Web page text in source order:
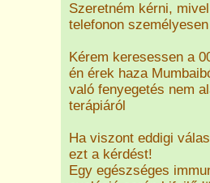
Szeretném kérni,
telefonon
Kérem keresessen a
én érek haza
való fenyegetés nem
terápiáról
Ha viszont eddigi
ezt a kérdést!
Egy egészséges